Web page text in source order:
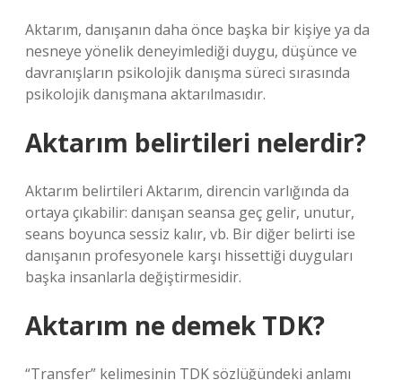
Aktarım, danışanın daha önce başka bir kişiye ya da
nesneye yönelik deneyimlediği duygu, düşünce ve
davranışların psikolojik danışma süreci sırasında
psikolojik danışmana aktarılmasıdır.
Aktarım belirtileri nelerdir?
Aktarım belirtileri Aktarım, direncin varlığında da
ortaya çıkabilir: danışan seansa geç gelir, unutur,
seans boyunca sessiz kalır, vb. Bir diğer belirti ise
danışanın profesyonele karşı hissettiği duyguları
başka insanlarla değiştirmesidir.
Aktarım ne demek TDK?
“Transfer” kelimesinin TDK sözlüğündeki anlamı